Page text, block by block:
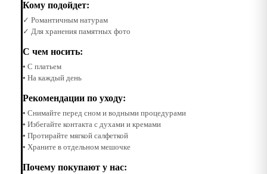
Кому подойдет:
✓ Романтичным натурам
✓ Для хранения памятных фото
С чем носить:
• С платьем
• На каждый день
Рекомендации по уходу:
• Снимайте перед сном и водными процедурами
• Избегайте контакта с духами и кремами
• Протирайте мягкой салфеткой
• Храните в отдельном мешочке
Почему покупают у нас: